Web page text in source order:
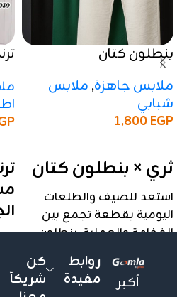
بنطلون كتان
ملابس جاهزة, ملابس
شبابي
1,800EGP
ثري × بنطلون كتان
استعد للصيف والطلعات
اليومية بقطعة تجمع بين
الفخامة والعملية. بنطلون
هو الخيار الأمثل لمن يبحث
عن مظهر أنيق وإحساس
من 6 لـ 16
أكبر
روابط
مفيدة
كن
شريكاً